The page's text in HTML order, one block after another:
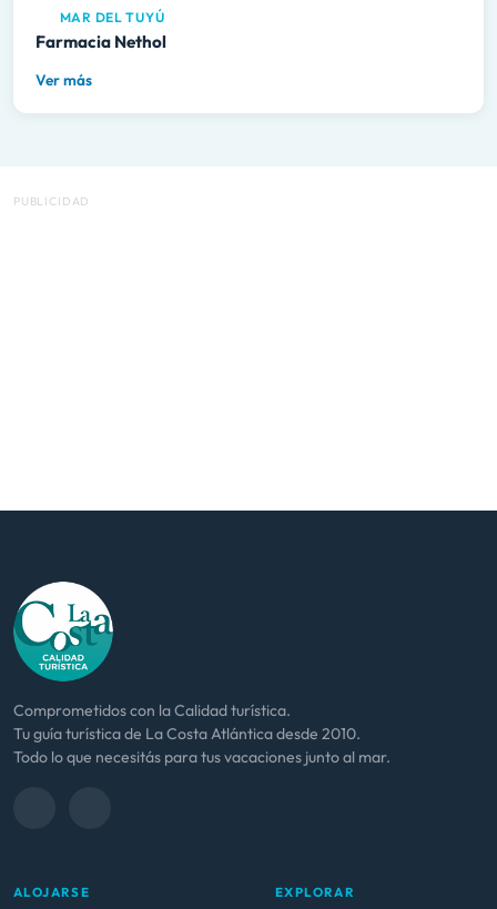
MAR DEL TUYÚ
Farmacia Nethol
Ver más
PUBLICIDAD
Comprometidos con la Calidad turística.
Tu guía turística de La Costa Atlántica desde 2010.
Todo lo que necesitás para tus vacaciones junto al mar.
ALOJARSE EXPLORAR